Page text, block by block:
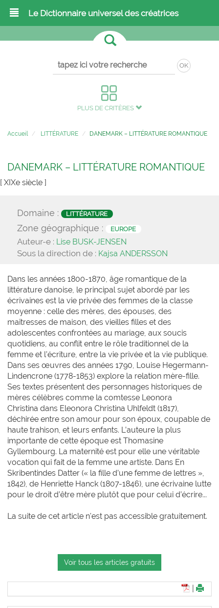
Le Dictionnaire universel des créatrices
OK
PLUS DE CRITÈRES
Accueil LITTÉRATURE DANEMARK – LITTÉRATURE ROMANTIQUE
DANEMARK – LITTÉRATURE ROMANTIQUE
[ XIXe siècle ]
Domaine : LITTÉRATURE
Zone géographique : EUROPE
Auteur-e : Lise BUSK-JENSEN
Sous la direction de : Kajsa ANDERSSON
Dans les années 1800-1870, âge romantique de la
littérature danoise, le principal sujet abordé par les
écrivaines est la vie privée des femmes de la classe
moyenne : celle des mères, des épouses, des
maîtresses de maison, des vieilles filles et des
adolescentes confrontées au mariage, aux soucis
quotidiens, au conflit entre le rôle traditionnel de la
femme et l’écriture, entre la vie privée et la vie publique.
Dans ses œuvres des années 1790, Louise Hegermann-
Lindencrone (1778-1853) explore la relation mère-fille.
Ses textes présentent des personnages historiques de
mères célèbres comme la comtesse Leonora
Christina dans Eleonora Christina Uhlfeldt (1817),
déchirée entre son amour pour son époux, coupable de
haute trahison, et leurs enfants. L’auteure la plus
importante de cette époque est Thomasine
Gyllembourg. La maternité est pour elle une véritable
vocation qui fait de la femme une artiste. Dans En
Skribentindes Datter (« la fille d’une femme de lettres »,
1842), de Henriette Hanck (1807-1846), une écrivaine lutte
pour le droit d’être mère plutôt que pour celui d’écrire...
La suite de cet article n'est pas accessible gratuitement.
Voir tous les articles gratuits